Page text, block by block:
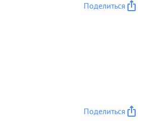
Поделиться
Поделиться